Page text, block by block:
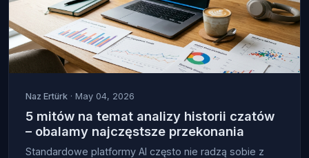
Naz Ertürk · May 04, 2026
5 mitów na temat analizy historii czatów
– obalamy najczęstsze przekonania
Standardowe platformy AI często nie radzą sobie z